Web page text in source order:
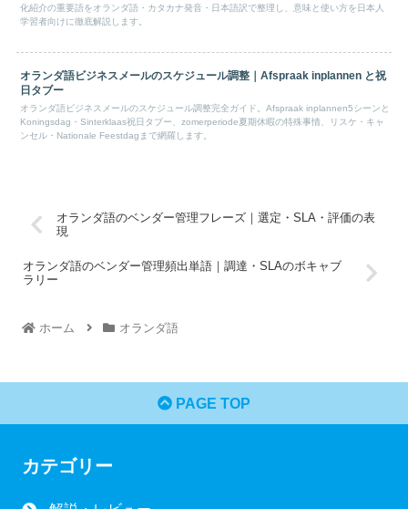
化紹介の重要語をオランダ語・カタカナ発音・日本語訳で整理し、意味と使い方を日本人
学習者向けに徹底解説します。
オランダ語ビジネスメールのスケジュール調整｜Afspraak inplannen と祝
日タブー
オランダ語ビジネスメールのスケジュール調整完全ガイド。Afspraak inplannen5シーンと
Koningsdag・Sinterklaas祝日タブー、zomerperiode夏期休暇の特殊事情、リスケ・キャ
ンセル・Nationale Feestdagまで網羅します。
オランダ語のベンダー管理フレーズ｜選定・SLA・評価の表
現
オランダ語のベンダー管理頻出単語｜調達・SLAのボキャブ
ラリー
ホーム オランダ語
PAGE TOP
カテゴリー